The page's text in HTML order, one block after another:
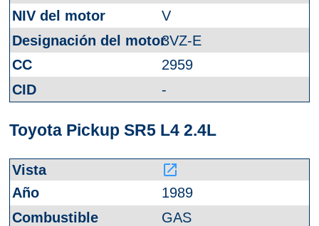
V
3VZ-E
2959
-
Toyota Pickup SR5 L4 2.4L
launch
1989
GAS